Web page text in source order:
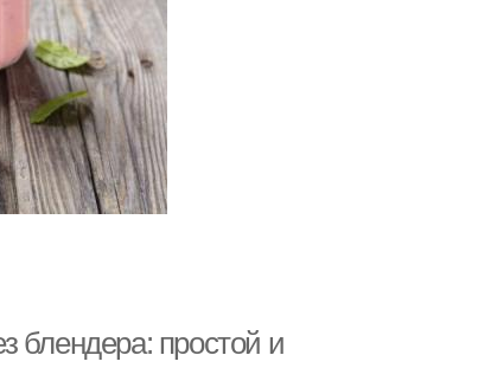
блендера: простой и